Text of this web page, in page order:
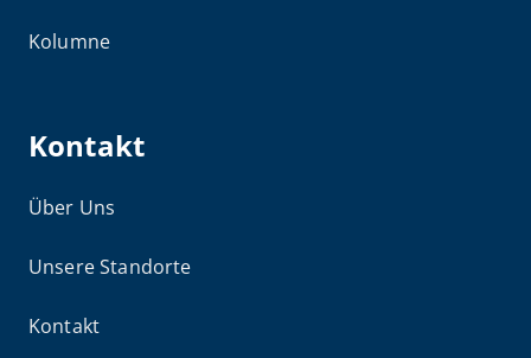
Kolumne
Kontakt
Über Uns
Unsere Standorte
Kontakt